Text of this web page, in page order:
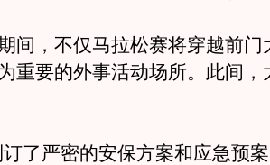
，不仅马拉松赛将穿越前门
重要的外事活动场所。此间，
严密的安保方案和应急预案